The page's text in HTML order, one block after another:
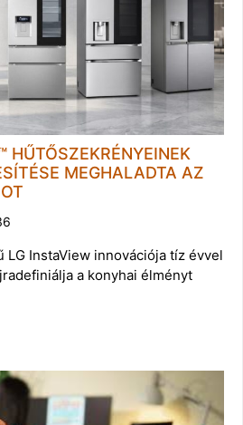
HŰTŐSZEKRÉNYEINEK
MEGHALADTA AZ
InstaView innovációja tíz évvel
a konyhai élményt